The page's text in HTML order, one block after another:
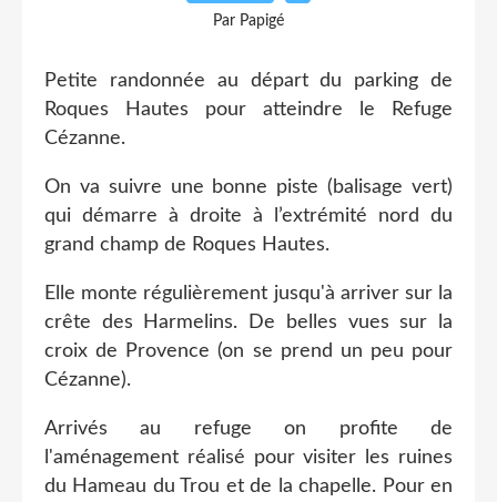
Par Papigé
Petite randonnée au départ du parking de
Roques Hautes pour atteindre le Refuge
Cézanne.
On va suivre une bonne piste (balisage vert)
qui démarre à droite à l’extrémité nord du
grand champ de Roques Hautes.
Elle monte régulièrement jusqu'à arriver sur la
crête des Harmelins. De belles vues sur la
croix de Provence (on se prend un peu pour
Cézanne).
Arrivés au refuge on profite de
l'aménagement réalisé pour visiter les ruines
du Hameau du Trou et de la chapelle. Pour en